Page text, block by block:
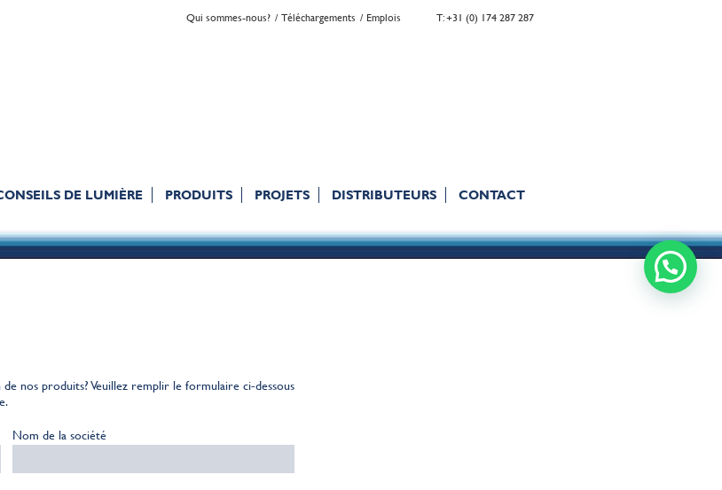
Qui sommes-nous? Téléchargements Emplois T: +31 (0) 174 287 287
DE LUMIÈRE PRODUITS PROJETS DISTRIBUTEURS CONTACT
nos produits? Veuillez remplir le formulaire ci-dessous
Nom de la société